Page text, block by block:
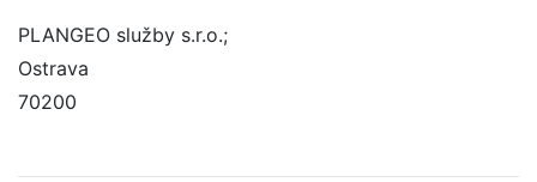
PLANGEO služby s.r.o.;
Ostrava
70200